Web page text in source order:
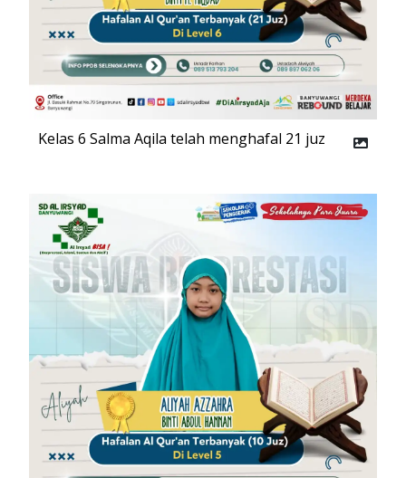
Kelas 6 Salma Aqila telah menghafal 21 juz